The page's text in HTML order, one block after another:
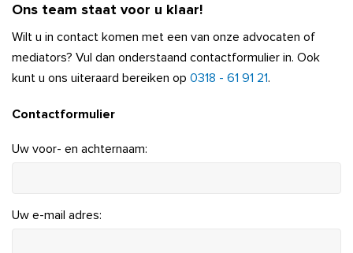
Ons team staat voor u klaar!
Wilt u in contact komen met een van onze advocaten of
mediators? Vul dan onderstaand contactformulier in. Ook
kunt u ons uiteraard bereiken op 0318 - 61 91 21.
Contactformulier
Uw voor- en achternaam:
Uw e-mail adres: